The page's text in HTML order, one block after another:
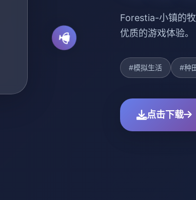
Forestia-小镇的
优质的游戏体验。
#模拟生活 #种
点击下载